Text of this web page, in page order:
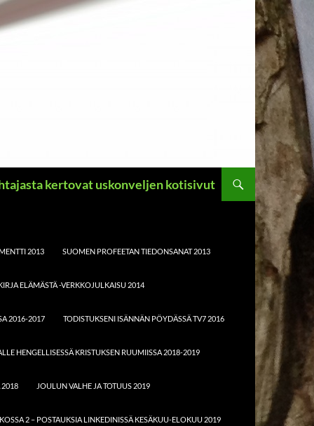
kertovat uskonveljen kotisivut
2013 SUOMEN PROFEETAN TIEDONSANAT 2013
ELÄMÄSTÄ -VERKKOJULKAISU 2014
2016-2017 TODISTUKSENI ISÄNNÄN PÖYDÄSSÄ TV7 2016
HENGELLISESSÄ KRISTUKSEN RUUMIISSA 2018-2019
2018 JOULUN VALHE JA TOTUUS 2019
2 – POSTAUKSIA LINKEDINISSÄ KESÄKUU-ELOKUU 2019